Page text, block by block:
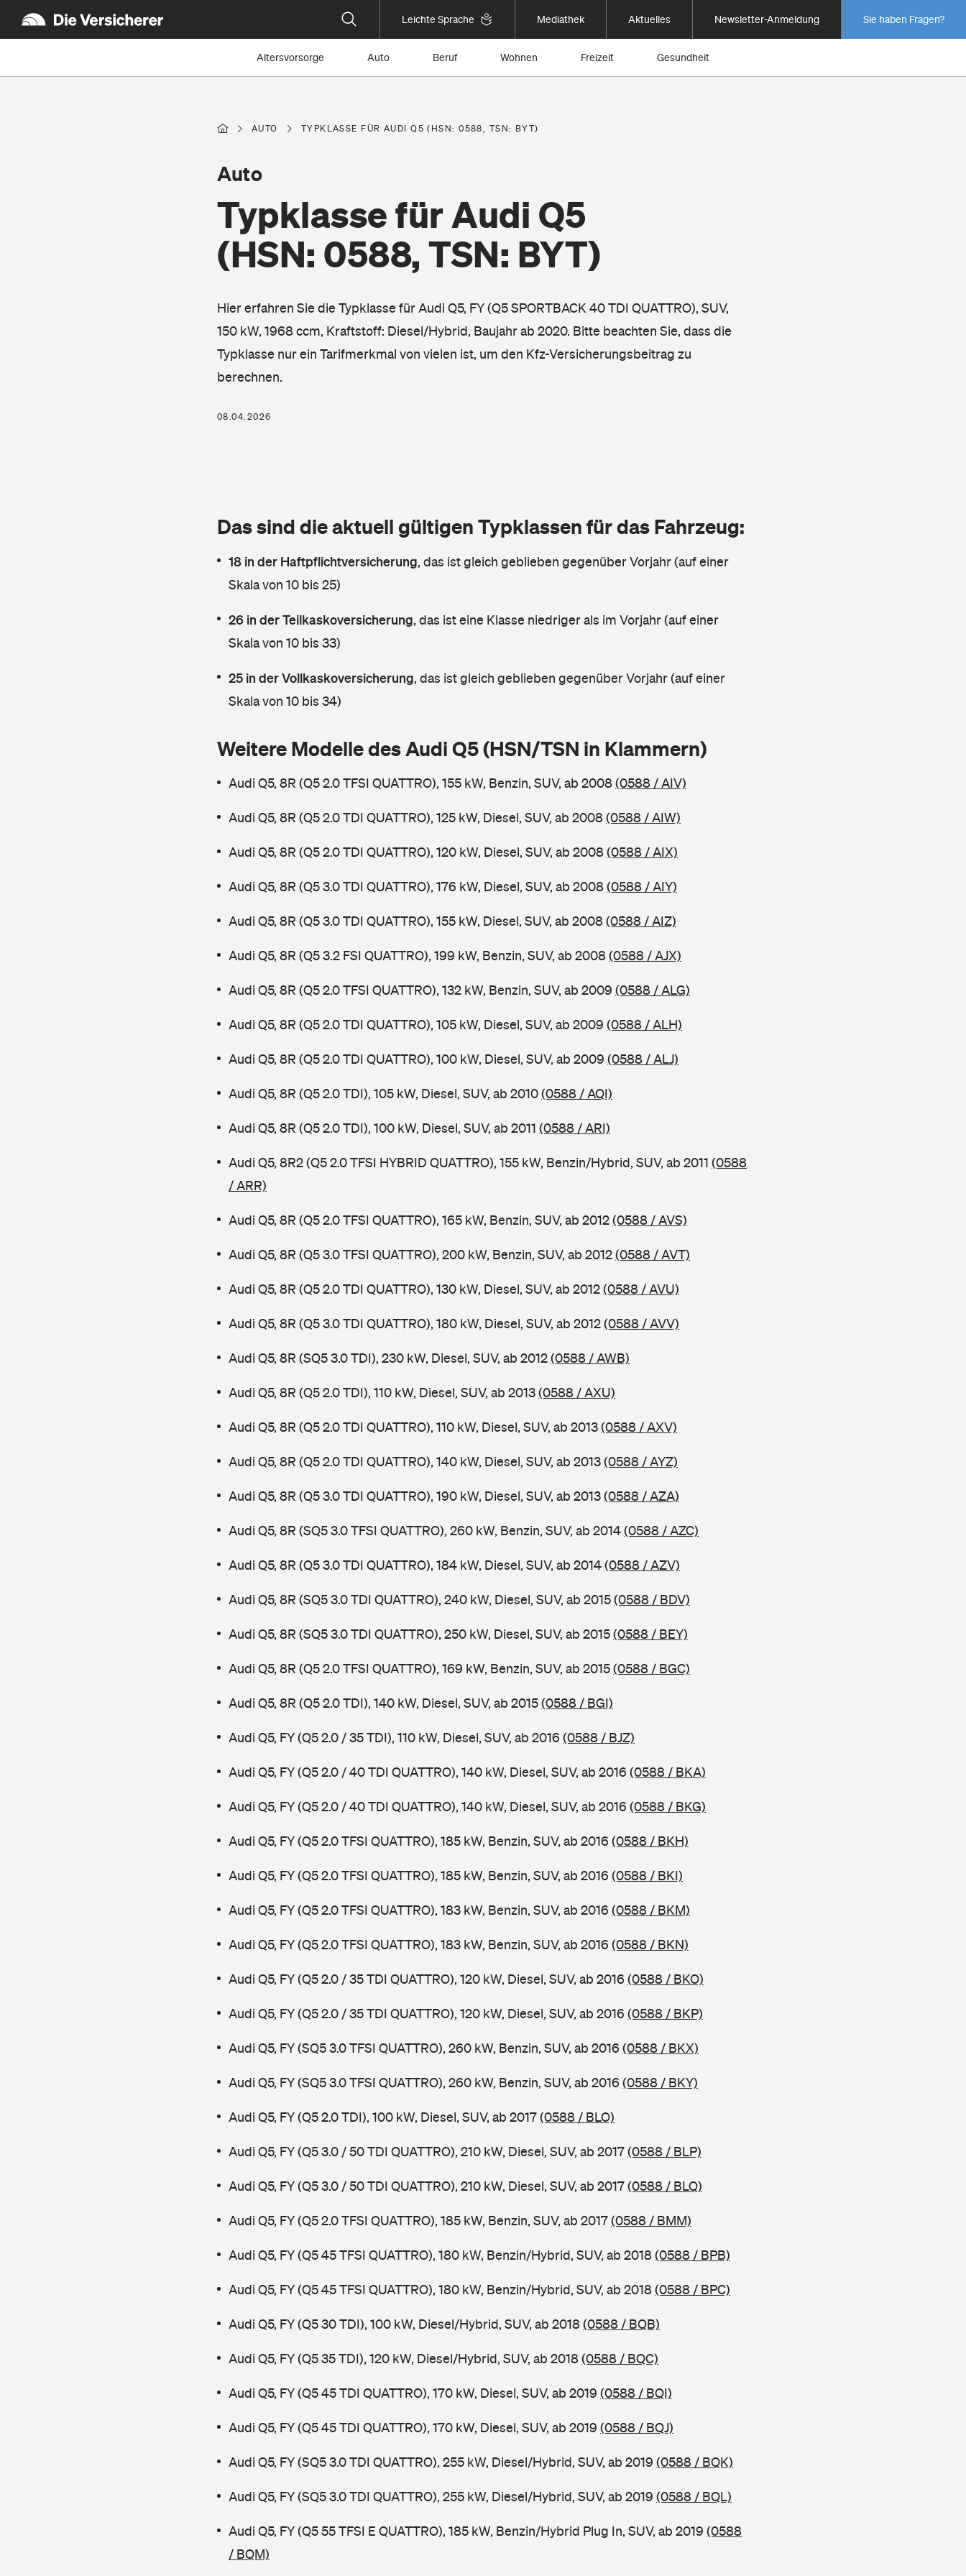
Leichte Sprache Mediathek Aktuelles Newsletter-Anmeldung Sie haben Fragen?
Altersvorsorge Auto Beruf Wohnen Freizeit Gesundheit
AUTO TYPKLASSE FÜR AUDI Q5 (HSN: 0588, TSN: BYT)
Typklasse für Audi Q5
(HSN: 0588, TSN: BYT)
Auto
Hier erfahren Sie die Typklasse für Audi Q5, FY (Q5 SPORTBACK 40 TDI QUATTRO), SUV,
150 kW, 1968 ccm, Kraftstoff: Diesel/Hybrid, Baujahr ab 2020. Bitte beachten Sie, dass die
Typklasse nur ein Tarifmerkmal von vielen ist, um den Kfz-Versicherungsbeitrag zu
berechnen.
08.04.2026
Das sind die aktuell gültigen Typklassen für das Fahrzeug:
18 in der Haftpflichtversicherung, das ist gleich geblieben gegenüber Vorjahr (auf einer
Skala von 10 bis 25)
26 in der Teilkaskoversicherung, das ist eine Klasse niedriger als im Vorjahr (auf einer
Skala von 10 bis 33)
25 in der Vollkaskoversicherung, das ist gleich geblieben gegenüber Vorjahr (auf einer
Skala von 10 bis 34)
Weitere Modelle des Audi Q5 (HSN/TSN in Klammern)
Audi Q5, 8R (Q5 2.0 TFSI QUATTRO), 155 kW, Benzin, SUV, ab 2008(0588 / AIV)
Audi Q5, 8R (Q5 2.0 TDI QUATTRO), 125 kW, Diesel, SUV, ab 2008(0588 / AIW)
Audi Q5, 8R (Q5 2.0 TDI QUATTRO), 120 kW, Diesel, SUV, ab 2008(0588 / AIX)
Audi Q5, 8R (Q5 3.0 TDI QUATTRO), 176 kW, Diesel, SUV, ab 2008(0588 / AIY)
Audi Q5, 8R (Q5 3.0 TDI QUATTRO), 155 kW, Diesel, SUV, ab 2008(0588 / AIZ)
Audi Q5, 8R (Q5 3.2 FSI QUATTRO), 199 kW, Benzin, SUV, ab 2008(0588 / AJX)
Audi Q5, 8R (Q5 2.0 TFSI QUATTRO), 132 kW, Benzin, SUV, ab 2009 (0588 / ALG)
Audi Q5, 8R (Q5 2.0 TDI QUATTRO), 105 kW, Diesel, SUV, ab 2009 (0588 / ALH)
Audi Q5, 8R (Q5 2.0 TDI QUATTRO), 100 kW, Diesel, SUV, ab 2009 (0588 / ALJ)
Audi Q5, 8R (Q5 2.0 TDI), 105 kW, Diesel, SUV, ab 2010(0588 / AQI)
Audi Q5, 8R (Q5 2.0 TDI), 100 kW, Diesel, SUV, ab 2011 (0588 / ARI)
Audi Q5, 8R2 (Q5 2.0 TFSI HYBRID QUATTRO), 155 kW, Benzin/Hybrid, SUV, ab 2011 (0588
/ ARR)
Audi Q5, 8R (Q5 2.0 TFSI QUATTRO), 165 kW, Benzin, SUV, ab 2012(0588 / AVS)
Audi Q5, 8R (Q5 3.0 TFSI QUATTRO), 200 kW, Benzin, SUV, ab 2012(0588 / AVT)
Audi Q5, 8R (Q5 2.0 TDI QUATTRO), 130 kW, Diesel, SUV, ab 2012(0588 / AVU)
Audi Q5, 8R (Q5 3.0 TDI QUATTRO), 180 kW, Diesel, SUV, ab 2012(0588 / AVV)
Audi Q5, 8R (SQ5 3.0 TDI), 230 kW, Diesel, SUV, ab 2012(0588 / AWB)
Audi Q5, 8R (Q5 2.0 TDI), 110 kW, Diesel, SUV, ab 2013(0588 / AXU)
Audi Q5, 8R (Q5 2.0 TDI QUATTRO), 110 kW, Diesel, SUV, ab 2013(0588 / AXV)
Audi Q5, 8R (Q5 2.0 TDI QUATTRO), 140 kW, Diesel, SUV, ab 2013(0588 / AYZ)
Audi Q5, 8R (Q5 3.0 TDI QUATTRO), 190 kW, Diesel, SUV, ab 2013(0588 / AZA)
Audi Q5, 8R (SQ5 3.0 TFSI QUATTRO), 260 kW, Benzin, SUV, ab 2014(0588 / AZC)
Audi Q5, 8R (Q5 3.0 TDI QUATTRO), 184 kW, Diesel, SUV, ab 2014(0588 / AZV)
Audi Q5, 8R (SQ5 3.0 TDI QUATTRO), 240 kW, Diesel, SUV, ab 2015(0588 / BDV)
Audi Q5, 8R (SQ5 3.0 TDI QUATTRO), 250 kW, Diesel, SUV, ab 2015(0588 / BEY)
Audi Q5, 8R (Q5 2.0 TFSI QUATTRO), 169 kW, Benzin, SUV, ab 2015(0588 / BGC)
Audi Q5, 8R (Q5 2.0 TDI), 140 kW, Diesel, SUV, ab 2015(0588 / BGI)
Audi Q5, FY (Q5 2.0 / 35 TDI), 110 kW, Diesel, SUV, ab 2016 (0588 / BJZ)
Audi Q5, FY (Q5 2.0 / 40 TDI QUATTRO), 140 kW, Diesel, SUV, ab 2016 (0588 / BKA)
Audi Q5, FY (Q5 2.0 / 40 TDI QUATTRO), 140 kW, Diesel, SUV, ab 2016 (0588 / BKG)
Audi Q5, FY (Q5 2.0 TFSI QUATTRO), 185 kW, Benzin, SUV, ab 2016 (0588 / BKH)
Audi Q5, FY (Q5 2.0 TFSI QUATTRO), 185 kW, Benzin, SUV, ab 2016 (0588 / BKI)
Audi Q5, FY (Q5 2.0 TFSI QUATTRO), 183 kW, Benzin, SUV, ab 2016 (0588 / BKM)
Audi Q5, FY (Q5 2.0 TFSI QUATTRO), 183 kW, Benzin, SUV, ab 2016 (0588 / BKN)
Audi Q5, FY (Q5 2.0 / 35 TDI QUATTRO), 120 kW, Diesel, SUV, ab 2016 (0588 / BKO)
Audi Q5, FY (Q5 2.0 / 35 TDI QUATTRO), 120 kW, Diesel, SUV, ab 2016 (0588 / BKP)
Audi Q5, FY (SQ5 3.0 TFSI QUATTRO), 260 kW, Benzin, SUV, ab 2016 (0588 / BKX)
Audi Q5, FY (SQ5 3.0 TFSI QUATTRO), 260 kW, Benzin, SUV, ab 2016 (0588 / BKY)
Audi Q5, FY (Q5 2.0 TDI), 100 kW, Diesel, SUV, ab 2017(0588 / BLO)
Audi Q5, FY (Q5 3.0 / 50 TDI QUATTRO), 210 kW, Diesel, SUV, ab 2017(0588 / BLP)
Audi Q5, FY (Q5 3.0 / 50 TDI QUATTRO), 210 kW, Diesel, SUV, ab 2017(0588 / BLQ)
Audi Q5, FY (Q5 2.0 TFSI QUATTRO), 185 kW, Benzin, SUV, ab 2017(0588 / BMM)
Audi Q5, FY (Q5 45 TFSI QUATTRO), 180 kW, Benzin/Hybrid, SUV, ab 2018(0588 / BPB)
Audi Q5, FY (Q5 45 TFSI QUATTRO), 180 kW, Benzin/Hybrid, SUV, ab 2018(0588 / BPC)
Audi Q5, FY (Q5 30 TDI), 100 kW, Diesel/Hybrid, SUV, ab 2018(0588 / BQB)
Audi Q5, FY (Q5 35 TDI), 120 kW, Diesel/Hybrid, SUV, ab 2018(0588 / BQC)
Audi Q5, FY (Q5 45 TDI QUATTRO), 170 kW, Diesel, SUV, ab 2019 (0588 / BQI)
Audi Q5, FY (Q5 45 TDI QUATTRO), 170 kW, Diesel, SUV, ab 2019 (0588 / BQJ)
Audi Q5, FY (SQ5 3.0 TDI QUATTRO), 255 kW, Diesel/Hybrid, SUV, ab 2019 (0588 / BQK)
Audi Q5, FY (SQ5 3.0 TDI QUATTRO), 255 kW, Diesel/Hybrid, SUV, ab 2019 (0588 / BQL)
Audi Q5, FY (Q5 55 TFSI E QUATTRO), 185 kW, Benzin/Hybrid Plug In, SUV, ab 2019 (0588
/ BQM)